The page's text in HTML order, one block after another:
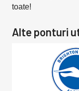
toate!
Alte ponturi